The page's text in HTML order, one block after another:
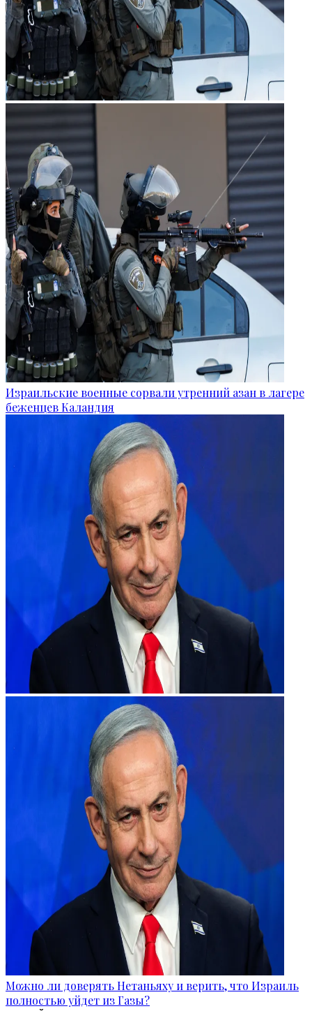
Израильские военные сорвали утренний азан в лагере
беженцев Каландия
Можно ли доверять Нетаньяху и верить, что Израиль
полностью уйдет из Газы?